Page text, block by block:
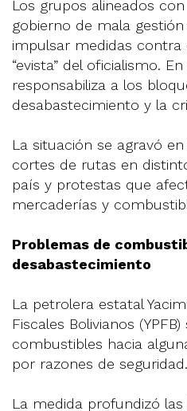
Los grupos alineados
gobierno de mala
impulsar medidas contra
“evista” del oficialismo.
responsabiliza a los
desabastecimiento y la
La situación se agravó
cortes de rutas en
país y protestas que
mercaderías y
Problemas de
desabastecimiento
La petrolera estatal
Fiscales Bolivianos
combustibles hacia
por razones de seguridad.
La medida profundizó